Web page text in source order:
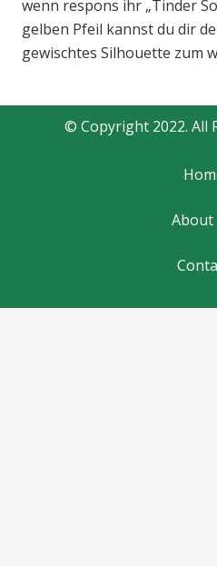
wenn respons ihr „Tinder
gelben Pfeil kannst du dir
gewischtes Silhouette zum
© Copyright 2022. All
About